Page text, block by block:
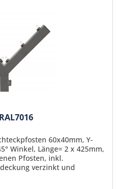
60x40mm, Y-
Winkel, Länge= 2 x 425mm,
Pfosten, inkl.
verzinkt und